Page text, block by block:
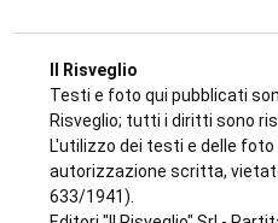
Il Risveglio
Testi e foto qui pubblicati
Risveglio; tutti i diritti sono